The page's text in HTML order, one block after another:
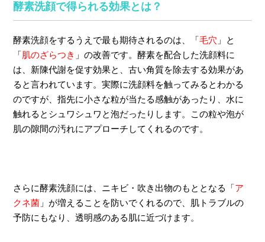
酵素洗顔で得られる効果とは？
酵素洗顔をするうえで最も期待されるのは、「毛穴 」と
「肌のざらつき 」の改善です。酵素を配合した洗顔料に
は、新陳代謝を促す効果と、古い角質を除去する効果があ
ると言われています。実際に洗顔料を触ってみるとわかる
のですが、指先に小さな粒が当たる感触があったり、水に
触れるとシュワシュワと泡だったりします。この粒や泡が
肌の隙間の汚れにアプローチしてくれるのです。
さらに酵素洗顔には、ニキビ・吹き出物のもととなる「ア
クネ菌 」が増えることを防いでくれるので、肌トラブルの
予防にもなり、透明感のある肌に近づけます。